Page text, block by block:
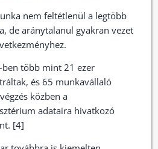
nem feltétlenül a legtöbb
de aránytalanul gyakran vezet
több mint 21 ezer
és 65 munkavállaló
közben a
adataira hivatkozó
[4]